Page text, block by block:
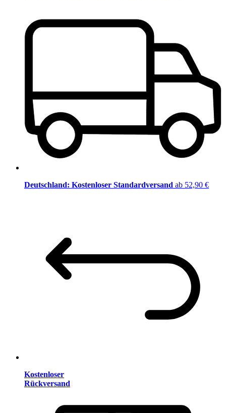
Deutschland: Kostenloser Standardversand ab 52,90 €
Kostenloser
Rückversand